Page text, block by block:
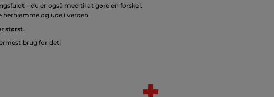
– du er også med til at gøre en forskel.
og ude i verden.
størst.
brug for det!